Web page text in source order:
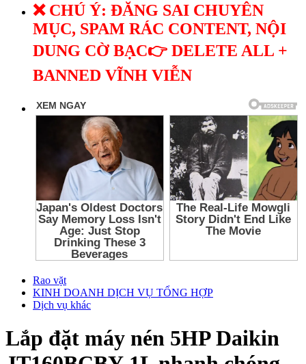
❌ CHÚ Ý: ĐĂNG SAI CHUYÊN
MỤC, SPAM RÁC CONTENT, NỘI
DUNG CỜ BẠC👉 DELETE ALL +
BANNED VĨNH VIỄN
Rao vặt
KINH DOANH DỊCH VỤ TỔNG HỢP
Dịch vụ khác
Lắp đặt máy nén 5HP Daikin